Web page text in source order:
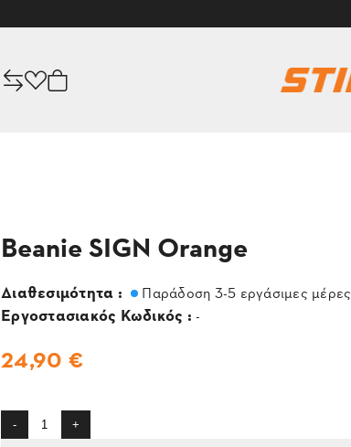
Beanie SIGN Orange
Διαθεσιμότητα : Παράδοση 3-5 εργάσιμες μέρες
Εργοστασιακός Κωδικός : -
24,90 €
- +